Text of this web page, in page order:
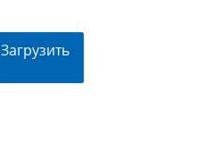
Загрузить